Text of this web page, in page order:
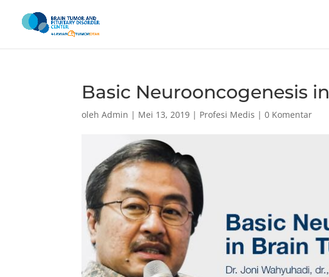
Basic Neurooncogenesis
olehAdmin | Mei 13, 2019 | Profesi Medis |0 Komentar